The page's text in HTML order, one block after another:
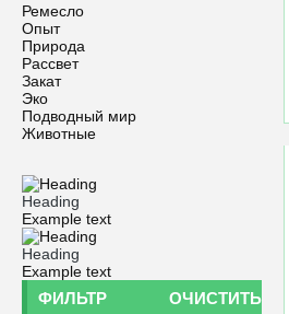
Ремесло
Опыт
Природа
Рассвет
Закат
Эко
Подводный мир
Животные
Heading
Example text
Heading
Example text
ФИЛЬТР ОЧИСТИТЬ